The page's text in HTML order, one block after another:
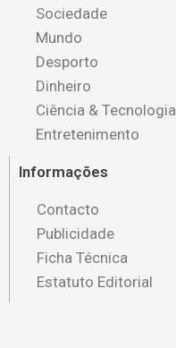
Sociedade
Mundo
Desporto
Dinheiro
Ciência & Tecnologia
Entretenimento
Informações
Contacto
Publicidade
Ficha Técnica
Estatuto Editorial